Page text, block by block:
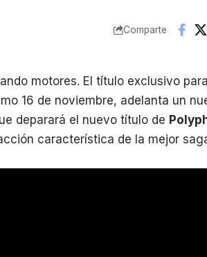
Comparte
motores. El título exclusivo para
16 de noviembre, adelanta un
deparará el nuevo título de
característica de la mejor